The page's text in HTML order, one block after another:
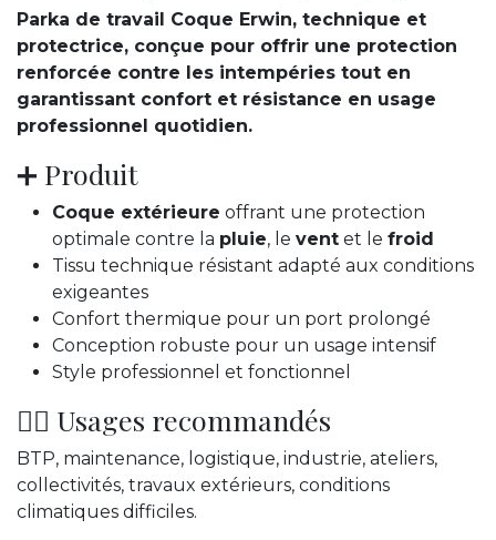
Parka de travail Coque Erwin, technique et
protectrice, conçue pour offrir une protection
renforcée contre les intempéries tout en
garantissant confort et résistance en usage
professionnel quotidien.
➕ Produit
Coque extérieure offrant une protection
optimale contre la pluie, le vent et le froid
Tissu technique résistant adapté aux conditions
exigeantes
Confort thermique pour un port prolongé
Conception robuste pour un usage intensif
Style professionnel et fonctionnel
👷‍♂️ Usages recommandés
BTP, maintenance, logistique, industrie, ateliers,
collectivités, travaux extérieurs, conditions
climatiques difficiles.